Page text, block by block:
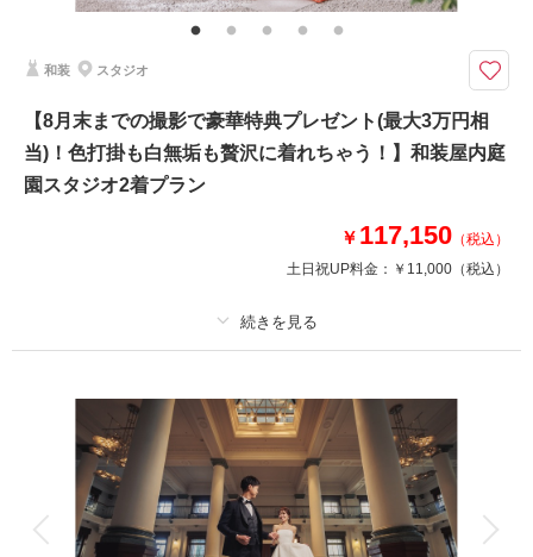
【撮影件数No.1☆まるでロケーションのようなクオリティ】日本庭園にあ
新緑や桜・紅葉・藤の花と、1年中自然に囲まれた華やかなバリエーション
でお写真を残せます！
定番の正座ショットも大人気◎
結婚式のウェルカムボードや挨拶ハガキ用の写真にもぴったりです。
撮影日： 2026年5月14日
相談予約する
来店・オンライン
撮影日の空き
を確認する
和装 スタジオ
【8月末までの撮影で豪華特典プレゼント(最大3万円相
当)！色打掛も白無垢も贅沢に着れちゃう！】和装屋内庭
園スタジオ2着プラン
￥ 117,150 （税込）
土日祝UP料金： ￥11,000 （税込）
新婦衣装2着 新郎衣装1着
着付け 小物一式
アルバム データ 150 カット 台紙付写真
衣装追加 会食 挙式
家族と撮影 家族用衣装レンタル ペットと撮影